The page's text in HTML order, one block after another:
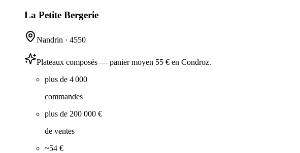
La Petite Bergerie
Nandrin · 4550
Plateaux composés — panier moyen 55 € en Condroz.
plus de 4 000
commandes
plus de 200 000 €
de ventes
~54 €